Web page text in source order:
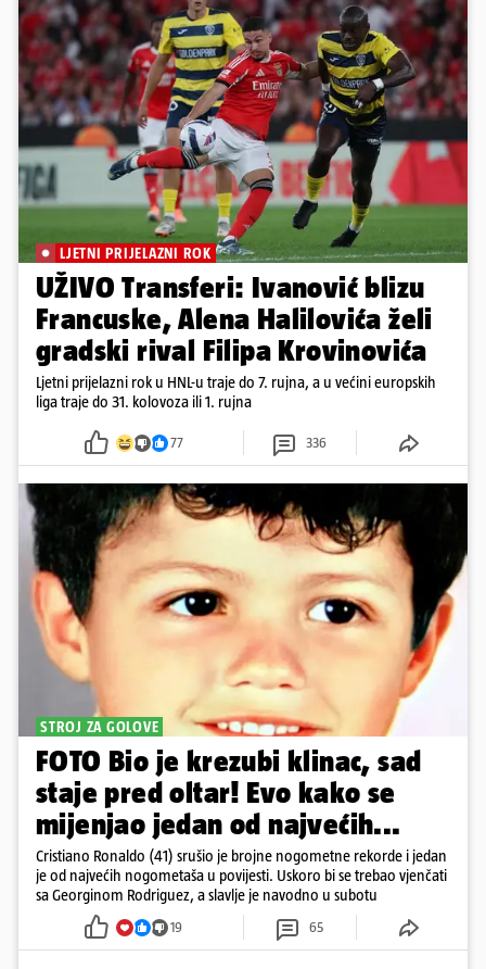
LJETNI PRIJELAZNI ROK
UŽIVO Transferi: Ivanović blizu
Francuske, Alena Halilovića želi
gradski rival Filipa Krovinovića
Ljetni prijelazni rok u HNL-u traje do 7. rujna, a u većini europskih
liga traje do 31. kolovoza ili 1. rujna
77 336
STROJ ZA GOLOVE
FOTO Bio je krezubi klinac, sad
staje pred oltar! Evo kako se
mijenjao jedan od najvećih...
Cristiano Ronaldo (41) srušio je brojne nogometne rekorde i jedan
je od najvećih nogometaša u povijesti. Uskoro bi se trebao vjenčati
sa Georginom Rodriguez, a slavlje je navodno u subotu
19 65